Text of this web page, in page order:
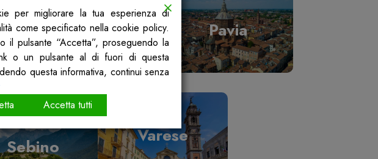
Milano Pavia
Sebino
Varese
per migliorare la tua esperienza di
come specificato nella cookie policy.
il pulsante “Accetta”, proseguendo la
o un pulsante al di fuori di questa
questa informativa, continui senza
Accetta tutti